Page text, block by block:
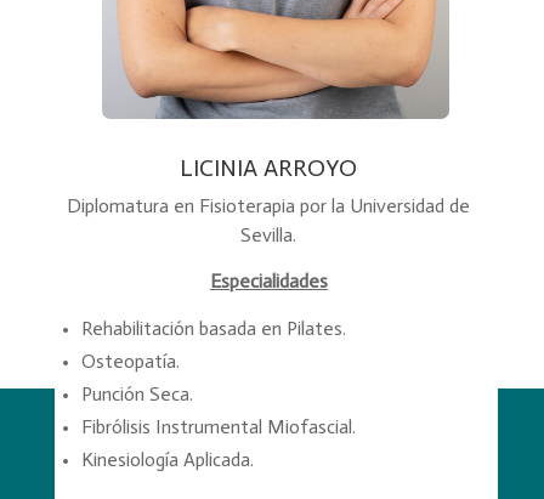
LICINIA ARROYO
Diplomatura en Fisioterapia por la Universidad de
Sevilla.
Especialidades
Rehabilitación basada en Pilates.
Osteopatía.
Punción Seca.
Fibrólisis Instrumental Miofascial.
Kinesiología Aplicada.